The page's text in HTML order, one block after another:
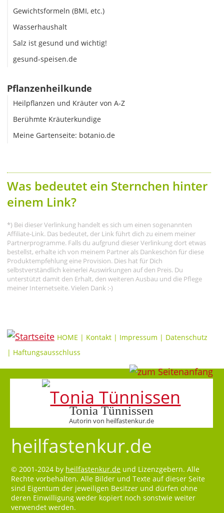
Gewichtsformeln (BMI, etc.)
Wasserhaushalt
Salz ist gesund und wichtig!
gesund-speisen.de
Pflanzenheilkunde
Heilpflanzen und Kräuter von A-Z
Berühmte Kräuterkundige
Meine Gartenseite: botanio.de
Was bedeutet ein Sternchen hinter
einem Link?
*) Bei dieser Verlinkung handelt es sich um einen sogenannten
Affiliate-Link. Das bedeutet, der Link führt dich zu einem meiner
Partnerprogramme. Falls du aufgrund dieser Verlinkung dort etwas
bestellst, erhalte ich von meinem Partner als Dankeschön für diese
Produktempfehlung eine Provision. Dies hat für Dich
selbstverständlich keinerlei Auswirkungen auf den Preis. Du
unterstützt damit den Erhalt, den weiteren Ausbau und die Pflege
meiner Internetseite. Vielen Dank :-)
HOME | Kontakt | Impressum | Datenschutz
| Haftungsausschluss
Tonia Tünnissen
Autorin von heilfastenkur.de
heilfastenkur.de
© 2001-2024 by heilfastenkur.de und Lizenzgebern. Alle
Rechte vorbehalten. Alle Bilder und Texte auf dieser Seite
sind Eigentum der jeweiligen Besitzer und dürfen ohne
deren Einwilligung weder kopiert noch sonstwie weiter
verwendet werden.